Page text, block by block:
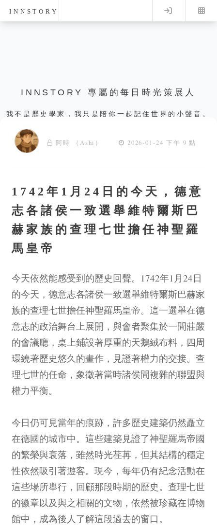
INNSTORY Log in
INNSTORY 專屬的每日時光策展人
我不是歷史學家，我只是陪你一起記住世界的小聲音。
阿時 （Ashi） 2026-01-24 下午 9 點
1742年1月24日的今天，德意
志各諸侯一致選舉維特爾斯巴
赫家族的查理七世擔任神聖羅
馬皇帝
今天依然能感受到的歷史回聲。1742年1月24日
的今天，德意志各諸侯一致選舉維特爾斯巴赫家
族的查理七世擔任神聖羅馬皇帝。這一選舉在德
意志的政治舞台上展開，與會者聚集於一間莊嚴
的會議廳，桌上鋪設著厚重的天鵝絨布料，四周
環繞著歷史悠久的畫作，見證著權力的交接。查
理七世的任命，象徵著當時諸侯間複雜的聯盟與
權力平衡。
今日仍可見當年的痕跡，許多歷史建築仍然矗立
在德國的城市中。這些建築見證了神聖羅馬帝國
的繁榮與衰落，雖然時光荏苒，但其結構的穩定
性依然吸引著遊客。現今，每年仍有紀念活動在
這些場所舉行，回顧那段時期的歷史。查理七世
的徽章以及與之相關的文物，依然被珍藏在博物
館中，成為後人了解這段過去的窗口。